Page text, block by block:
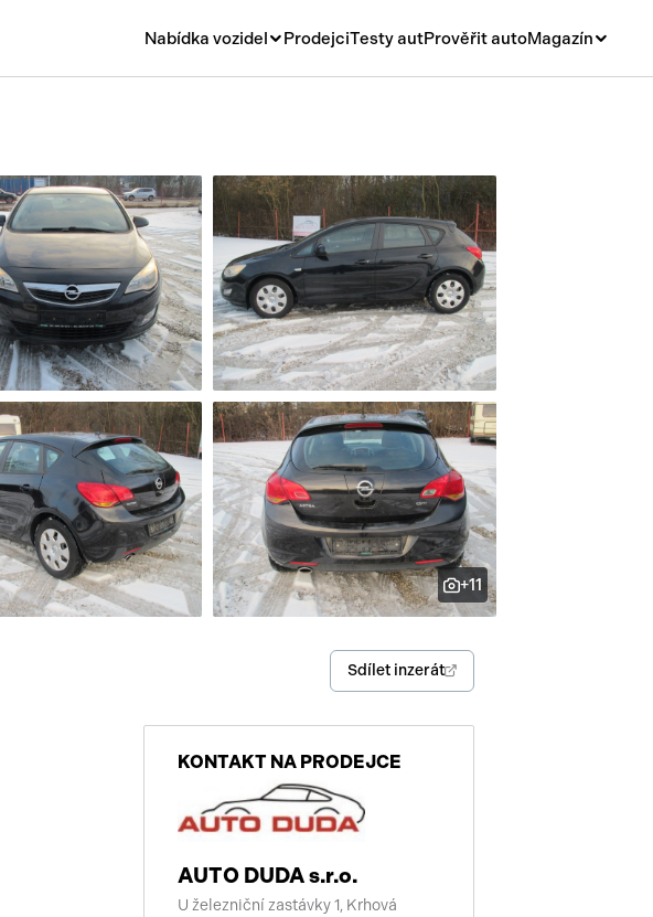
Nabídka vozidel
Nákladní
Obytná
Motorky
Přívěsy a návěsy
Autobusy
Pracovní stroje
Náhradní díly
Příslušenství
ProdejciTesty autPrověřit autoMagazín
Nové modely
Ojetiny
Auto a život
Videa
+11
Sdílet inzerát
KONTAKT NA PRODEJCE
AUTO DUDA s.r.o.
U železniční zastávky 1, Krhová